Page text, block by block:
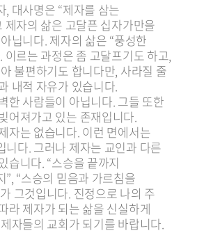
, 대사명은 “제자를 삼는
제자의 삶은 고달픈 십자가만을
닙니다. 제자의 삶은 “풍성한
이르는 과정은 좀 고달프기도 하고,
불편하기도 합니다만, 사라질 줄
내적 자유가 있습니다.
한 사람들이 아닙니다. 그들 또한
어져가고 있는 존재입니다.
자는 없습니다. 이런 면에서는
니다. 그러나 제자는 교인과 다른
습니다. “스승을 끝까지
”, “스승의 믿음과 가르침을
그것입니다. 진정으로 나의 주
라 제자가 되는 삶을 신실하게
자들의 교회가 되기를 바랍니다.